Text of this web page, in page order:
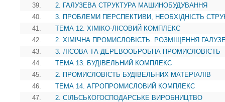
39.
2. ГАЛУЗЕВА СТРУКТУРА МАШИНОБУДУВАННЯ
40.
3. ПРОБЛЕМИ ПЕРСПЕКТИВИ, НЕОБХІДНІСТЬ
41.
ТЕМА 12. ХІМІКО-ЛІСОВИЙ КОМПЛЕКС
42.
2. ХІМІЧНА ПРОМИСЛОВІСТЬ. РОЗМІЩЕННЯ
43.
3. ЛІСОВА ТА ДЕРЕВООБРОБНА ПРОМИСЛОВІСТЬ
44.
ТЕМА 13. БУДІВЕЛЬНИЙ КОМПЛЕКС
45.
2. ПРОМИСЛОВІСТЬ БУДІВЕЛЬНИХ МАТЕРІАЛІВ
46.
ТЕМА 14. АГРОПРОМИСЛОВИЙ КОМПЛЕКС
47.
2. СІЛЬСЬКОГОСПОДАРСЬКЕ ВИРОБНИЦТВО